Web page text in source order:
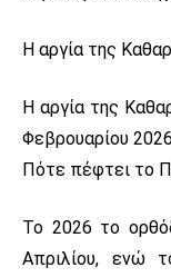
Η αργία της
Η αργία της
Φεβρουαρίου
Πότε πέφτει το
Το 2026 το
Απριλίου, ενώ